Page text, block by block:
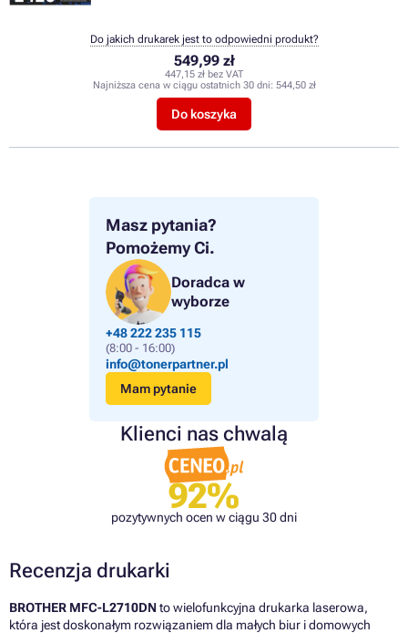
Masz pytania?
Pomożemy Ci.
Doradca w
wyborze
+48 222 235 115
(8:00 - 16:00)
info@tonerpartner.pl
Mam pytanie
Klienci nas chwalą
92%
pozytywnych ocen w ciągu 30 dni
549,99 zł
447,15 zł bez VAT
Najniższa cena w ciągu ostatnich 30 dni: 544,50 zł
Do koszyka
Do jakich drukarek jest to odpowiedni produkt?
Recenzja drukarki
BROTHER MFC-L2710DN to wielofunkcyjna drukarka laserowa,
która jest doskonałym rozwiązaniem dla małych biur i domowych